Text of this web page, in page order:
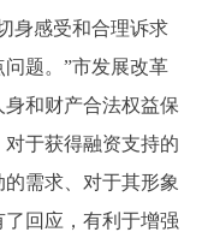
感受和合理诉求
题。”市发展改革
和财产合法权益保
于获得融资支持的
需求、对于其形象
回应，有利于增强